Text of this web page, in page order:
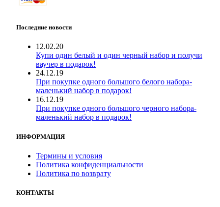
Последние новости
12.02.20
Купи один белый и один черный набор и получи
ваучер в подарок!
24.12.19
При покупке одного большого белого набора-
маленький набор в подарок!
16.12.19
При покупке одного большого черного набора-
маленький набор в подарок!
ИНФОРМАЦИЯ
Термины и условия
Политика конфиденциальности
Политика по возврату
КОНТАКТЫ